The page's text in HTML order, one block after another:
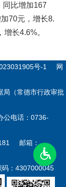
同比增加167
70元，增长8.
长4.6%。
号-1
网
局（常德市行政审批
公电话：0736-
邮箱：
码：4307000045